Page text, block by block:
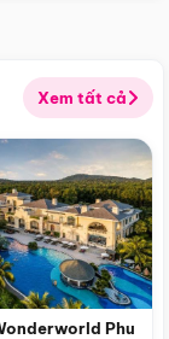
Xem tất cả
Phu